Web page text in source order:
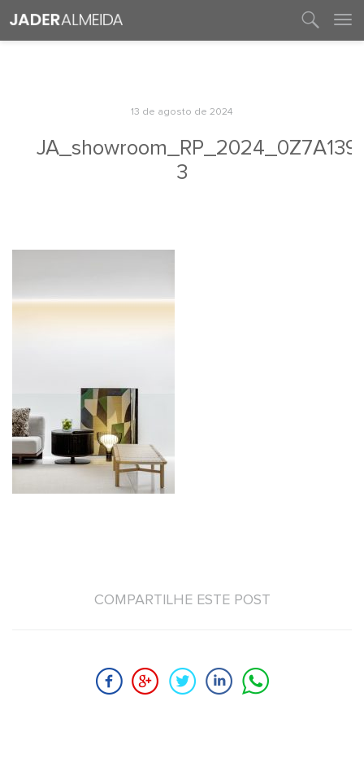
13 de agosto de 2024
3
COMPARTILHE ESTE POST